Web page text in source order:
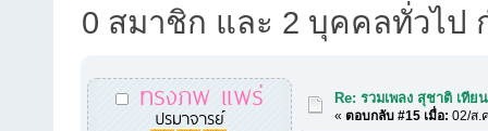
0 สมาชิก และ 2 บุคคลทั่วไป
ทรงภพ แพร่
ปรมาจารย์
Re: รวมเพลง สุชาติ เทีย
«ตอบกลับ #15 เมื่อ: 02/ส.